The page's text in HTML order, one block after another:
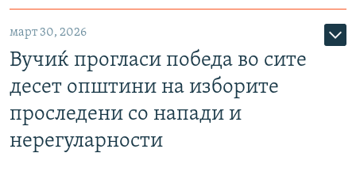
март 30, 2026
Вучиќ прогласи победа во сите
десет општини на изборите
проследени со напади и
нерегуларности